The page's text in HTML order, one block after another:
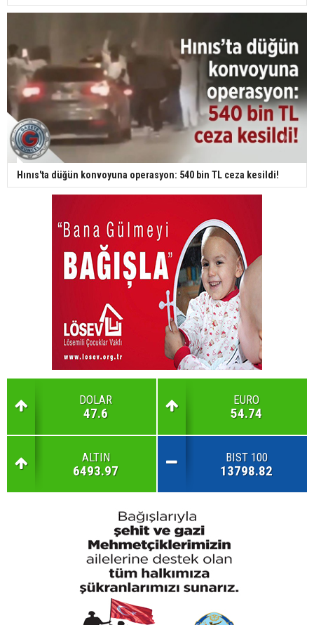
Hınıs'ta düğün konvoyuna operasyon: 540 bin TL ceza kesildi!
DOLAR
47.6
EURO
54.74
ALTIN
6493.97
BIST 100
13798.82